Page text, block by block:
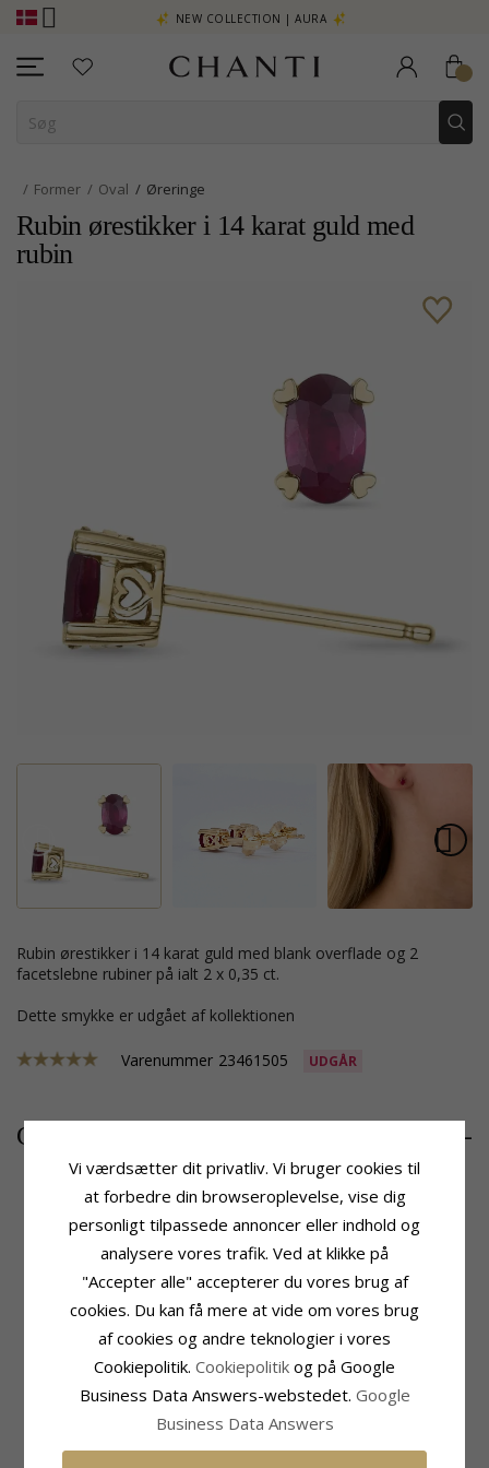
- KLIK HER NEW COLLECTION | AURA
Former Oval Øreringe
Rubin ørestikker i 14 karat guld med
rubin
rubin ørestikker i 14 karat guld med blank overflade og 2
facetslebne rubiner på ialt 2 x 0,35 ct.
Dette smykke er udgået af kollektionen
Varenummer 23461505 UDGÅR
CHANTI pris 6080,-
Produktinformation
Rubin
Øreringe:Ørestikker
Ædelmetal:
14 Karat Guld
Sten
Antal:2
Slibning:Facetsleben
Sten:
Rubin
Bredde:4,0 mm
Leveringstid
Leveringstid:
2-3 Hverdage
Vi værdsætter dit privatliv. Vi bruger cookies til
at forbedre din browseroplevelse, vise dig
personligt tilpassede annoncer eller indhold og
analysere vores trafik. Ved at klikke på
"Accepter alle" accepterer du vores brug af
cookies. Du kan få mere at vide om vores brug
af cookies og andre teknologier i vores
Cookiepolitik. Cookiepolitik og på Google
Business Data Answers-webstedet. Google
Business Data Answers